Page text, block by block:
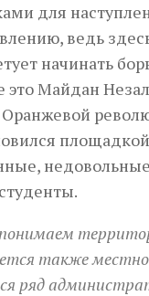
для
ведь
начинать
это Майдан
также
ряд